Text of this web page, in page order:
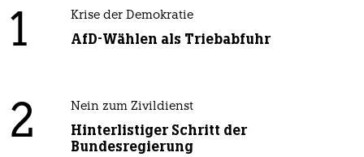
1 Krise der Demokratie
AfD-Wählen als Triebabfuhr
2 Nein zum Zivildienst
Hinterlistiger Schritt der
Bundesregierung